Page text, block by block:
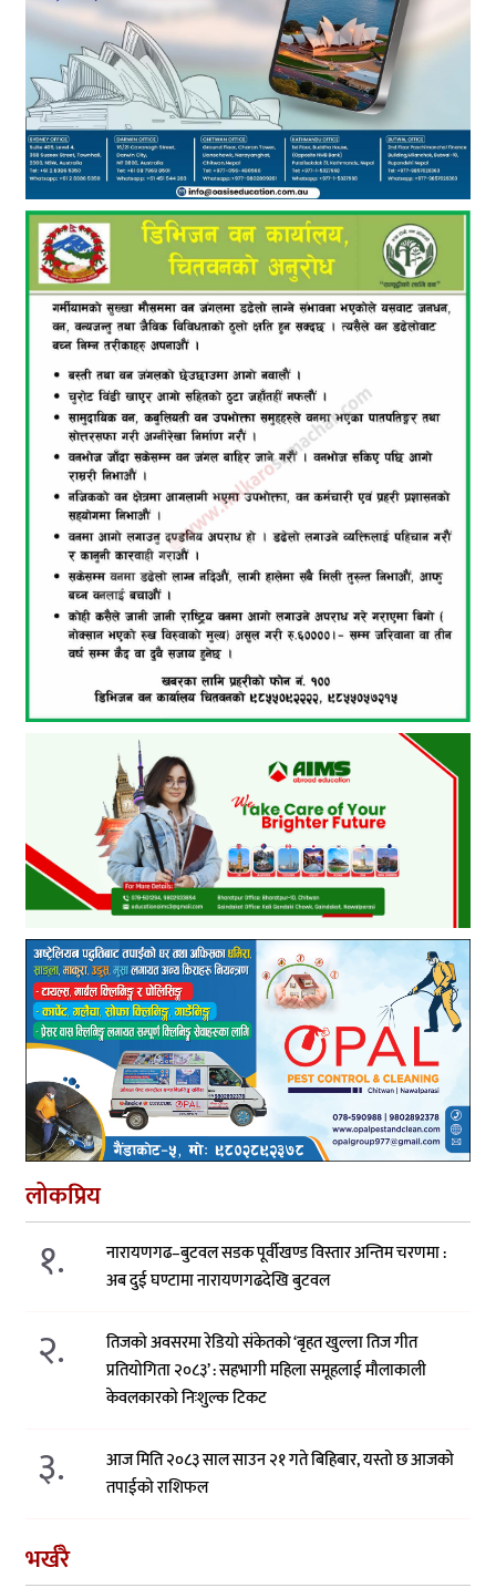
लोकप्रिय
१.
नारायणगढ–बुटवल सडक पूर्वीखण्ड विस्तार अन्तिम चरणमा :
अब दुई घण्टामा नारायणगढदेखि बुटवल
२.
तिजको अवसरमा रेडियो संकेतको ‘बृहत खुल्ला तिज गीत
प्रतियोगिता २०८३’ : सहभागी महिला समूहलाई मौलाकाली
केवलकारको निःशुल्क टिकट
३.
आज मिति २०८३ साल साउन २१ गते बिहिबार, यस्तो छ आजको
तपाईको राशिफल
भर्खरै